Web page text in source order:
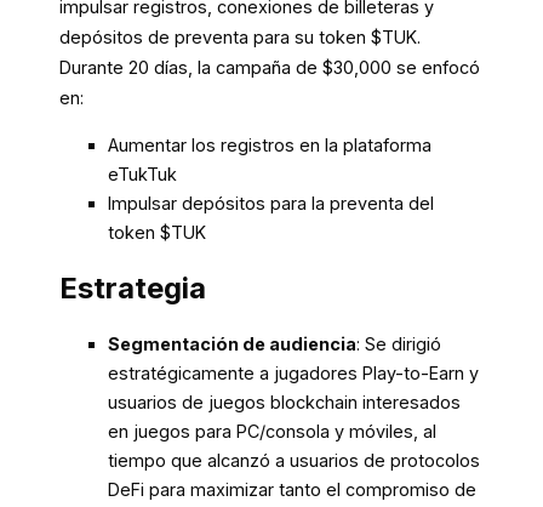
impulsar registros, conexiones de billeteras y
depósitos de preventa para su token $TUK.
Durante 20 días, la campaña de $30,000 se enfocó
en:
Aumentar los registros en la plataforma
eTukTuk
Impulsar depósitos para la preventa del
token $TUK
Estrategia
Segmentación de audiencia: Se dirigió
estratégicamente a jugadores Play-to-Earn y
usuarios de juegos blockchain interesados
en juegos para PC/consola y móviles, al
tiempo que alcanzó a usuarios de protocolos
DeFi para maximizar tanto el compromiso de